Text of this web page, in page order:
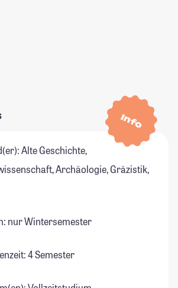
Info
Alte Geschichte,
Archäologie, Gräzistik,
nur Wintersemester
4 Semester